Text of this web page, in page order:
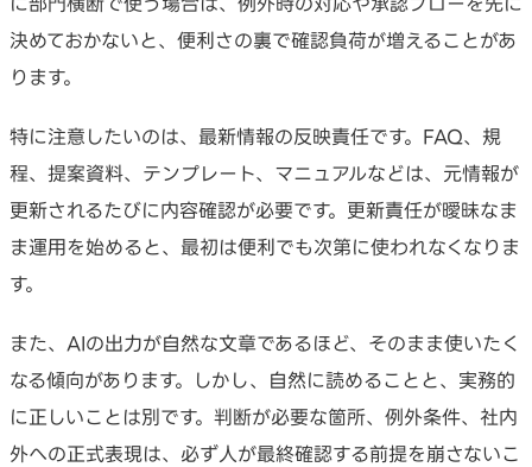
決めておかないと、便利さの裏で確認負荷が増えることがあ
ります。
特に注意したいのは、最新情報の反映責任です。FAQ、規
程、提案資料、テンプレート、マニュアルなどは、元情報が
更新されるたびに内容確認が必要です。更新責任が曖昧なま
ま運用を始めると、最初は便利でも次第に使われなくなりま
す。
また、AIの出力が自然な文章であるほど、そのまま使いたく
なる傾向があります。しかし、自然に読めることと、実務的
に正しいことは別です。判断が必要な箇所、例外条件、社内
外への正式表現は、必ず人が最終確認する前提を崩さないこ